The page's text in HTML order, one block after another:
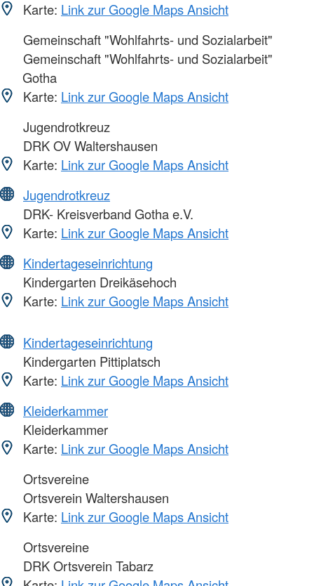
Karte: Link zur Google Maps Ansicht
Gemeinschaft "Wohlfahrts- und Sozialarbeit"
Gemeinschaft "Wohlfahrts- und Sozialarbeit"
Gotha
Karte: Link zur Google Maps Ansicht
Jugendrotkreuz
DRK OV Waltershausen
Karte: Link zur Google Maps Ansicht
Jugendrotkreuz
DRK- Kreisverband Gotha e.V.
Karte: Link zur Google Maps Ansicht
Kindertageseinrichtung
Kindergarten Dreikäsehoch
Karte: Link zur Google Maps Ansicht
Kindertageseinrichtung
Kindergarten Pittiplatsch
Karte: Link zur Google Maps Ansicht
Kleiderkammer
Kleiderkammer
Karte: Link zur Google Maps Ansicht
Ortsvereine
Ortsverein Waltershausen
Karte: Link zur Google Maps Ansicht
Ortsvereine
DRK Ortsverein Tabarz